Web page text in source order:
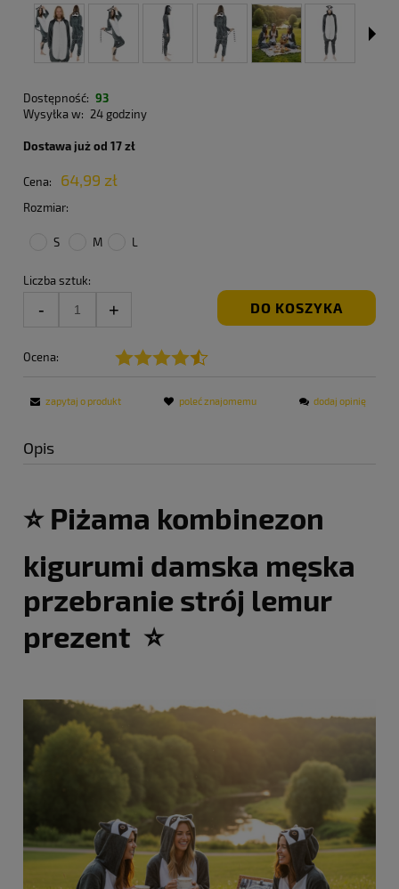
Dostępność: 93
Wysyłka w: 24 godziny
Dostawa już od 17 zł
Cena: 64,99 zł
Rozmiar:
S M L
Liczba sztuk:
DO KOSZYKA
Ocena:
zapytaj o produkt poleć znajomemu dodaj opinię
Opis
⭐ Piżama kombinezon
kigurumi damska męska
przebranie strój lemur
prezent ⭐